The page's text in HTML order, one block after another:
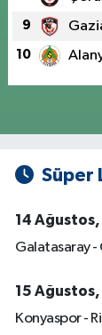
9
10
Süper
14 Ağustos,
Galatasaray -
15
Konyaspor -